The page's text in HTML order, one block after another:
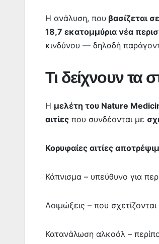
Η ανάλυση, που βασίζεται
18,7 εκατομμύρια νέα
κινδύνου — δηλαδή
Τι δείχνουν τα
Η μελέτη του Nature
αιτίες που συνδέονται με
Κορυφαίες αιτίες
Κάπνισμα – υπεύθυνο για
Λοιμώξεις – που
Κατανάλωση αλκοόλ –